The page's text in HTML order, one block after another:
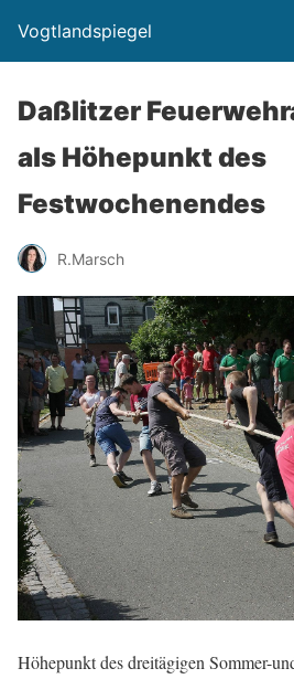
Vogtlandspiegel
Daßlitzer
als Höhepunkt des
Festwochenendes
R.Marsch
Höhepunkt des dreitägigen Sommer-